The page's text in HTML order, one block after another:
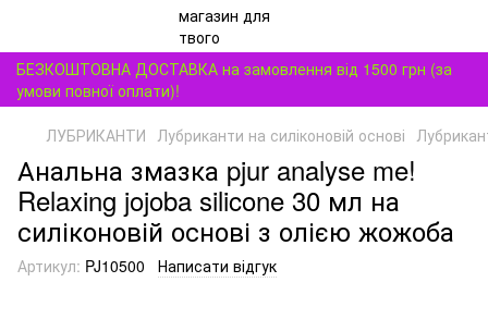
БЕЗКОШТОВНА ДОСТАВКА на замовлення від 1500 грн (за
умови повної оплати)!
ЛУБРИКАНТИ Лубриканти на силіконовій основі
Анальна змазка pjur analyse me!
Relaxing jojoba silicone 30 мл на
силіконовій основі з олією жожоба
Артикул: PJ10500 Написати відгук